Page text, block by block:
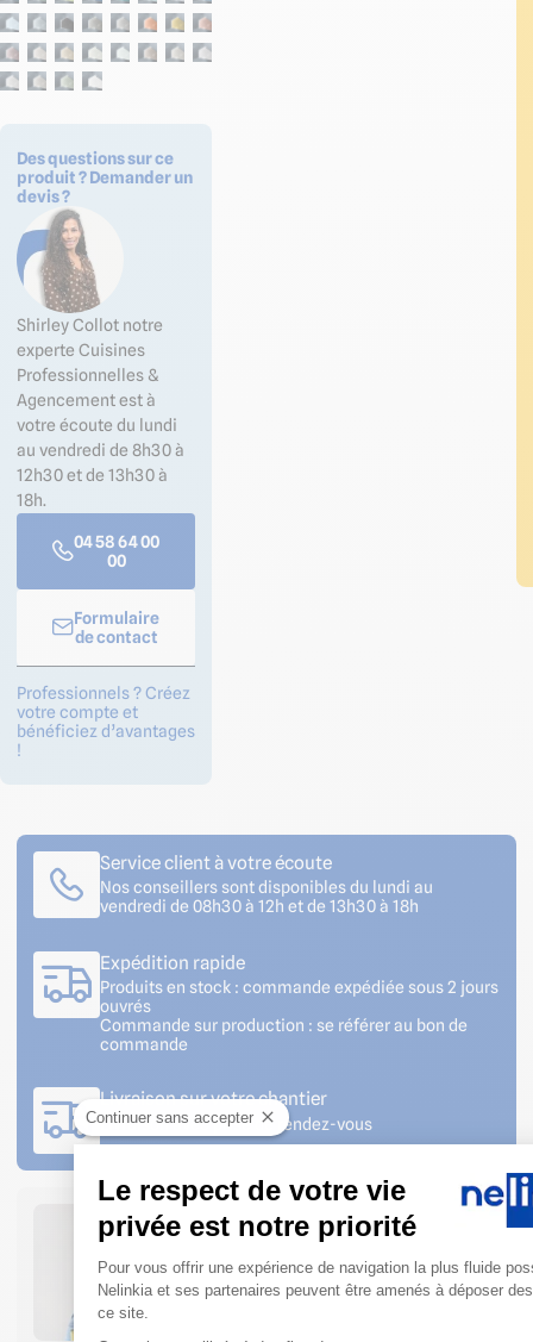
Des questions sur ce
produit ? Demander un
devis ?
Shirley Collot notre
experte Cuisines
Professionnelles &
Agencement est à
votre écoute du lundi
au vendredi de 8h30 à
12h30 et de 13h30 à
18h.
04 58 64 00
00
Formulaire
de contact
Professionnels ? Créez
votre compte et
bénéficiez d’avantages
!
Service client à votre écoute
Nos conseillers sont disponibles du lundi au
vendredi de 08h30 à 12h et de 13h30 à 18h
Expédition rapide
Produits en stock : commande expédiée sous 2 jours
ouvrés
Commande sur production : se référer au bon de
commande
Livraison sur votre chantier
Livraison avec prise de rendez-vous
Continuer sans accepter
Le respect de votre vie
privée est notre priorité
Plateforme de Gestion du
Pour vous offrir une expérience de navigation la plus fluide
Nelinkia et ses partenaires peuvent être amenés à déposer
ce site.